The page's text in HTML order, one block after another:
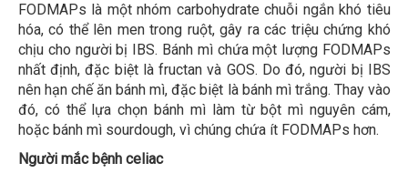
FODMAPs là một nhóm carbohydrate chuỗi ngắn khó tiêu
hóa, có thể lên men trong ruột, gây ra các triệu chứng khó
chịu cho người bị IBS. Bánh mì chứa một lượng FODMAPs
nhất định, đặc biệt là fructan và GOS. Do đó, người bị IBS
nên hạn chế ăn bánh mì, đặc biệt là bánh mì trắng. Thay vào
đó, có thể lựa chọn bánh mì làm từ bột mì nguyên cám,
hoặc bánh mì sourdough, vì chúng chứa ít FODMAPs hơn.
Người mắc bệnh celiac